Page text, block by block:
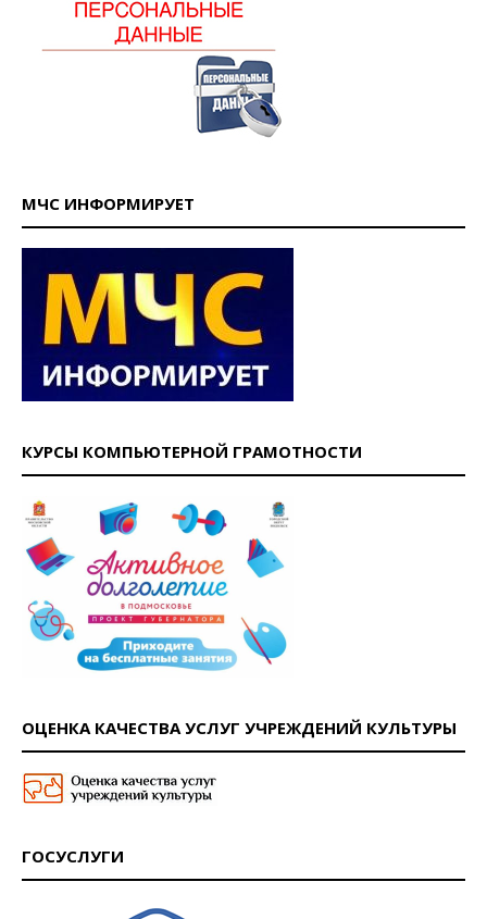
МЧС ИНФОРМИРУЕТ
КУРСЫ КОМПЬЮТЕРНОЙ ГРАМОТНОСТИ
ОЦЕНКА КАЧЕСТВА УСЛУГ УЧРЕЖДЕНИЙ КУЛЬТУРЫ
ГОСУСЛУГИ